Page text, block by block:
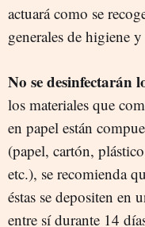
actuará como se
generales de higiene
No se desinfectarán
los materiales que
en papel están
(papel, cartón,
etc.), se recomienda
éstas se depositen en
entre sí durante 14